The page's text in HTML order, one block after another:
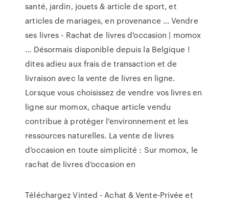
santé, jardin, jouets & article de sport, et
articles de mariages, en provenance … Vendre
ses livres - Rachat de livres d'occasion | momox
... Désormais disponible depuis la Belgique !
dites adieu aux frais de transaction et de
livraison avec la vente de livres en ligne.
Lorsque vous choisissez de vendre vos livres en
ligne sur momox, chaque article vendu
contribue à protéger l’environnement et les
ressources naturelles. La vente de livres
d’occasion en toute simplicité : Sur momox, le
rachat de livres d’occasion en
Téléchargez Vinted - Achat & Vente-Privée et